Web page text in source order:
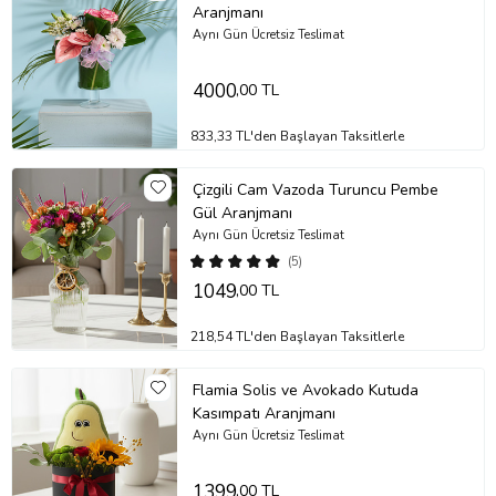
Stok durumuna göre ürünlerde ufak değişiklikler olabilir.
Ürün Kodu:pnt103
Aranjmanı
Aynı Gün Ücretsiz Teslimat
4000,00 TL
833,33 TL'den Başlayan Taksitlerle
Çizgili Cam Vazoda Turuncu Pembe
Gül Aranjmanı
(5)
Aynı Gün Ücretsiz Teslimat
1049,00 TL
218,54 TL'den Başlayan Taksitlerle
Flamia Solis ve Avokado Kutuda
Kasımpatı Aranjmanı
Aynı Gün Ücretsiz Teslimat
,00 TL